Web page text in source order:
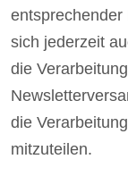
entsprechender
sich jederzeit
die
die
mitzuteilen.